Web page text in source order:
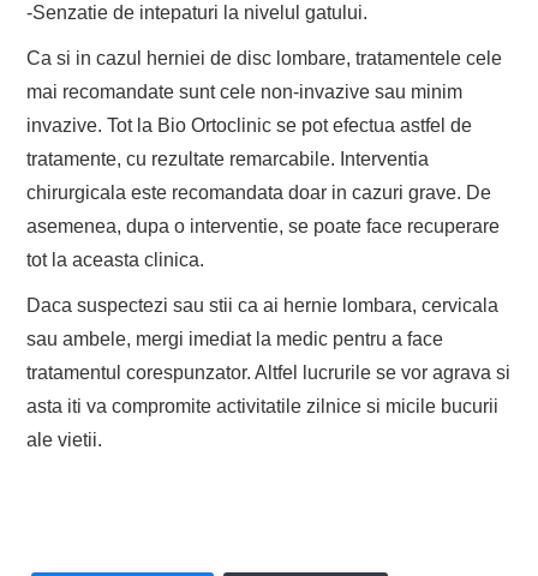
-Senzatie de intepaturi la nivelul gatului.
Ca si in cazul herniei de disc lombare, tratamentele cele
mai recomandate sunt cele non-invazive sau minim
invazive. Tot la Bio Ortoclinic se pot efectua astfel de
tratamente, cu rezultate remarcabile. Interventia
chirurgicala este recomandata doar in cazuri grave. De
asemenea, dupa o interventie, se poate face recuperare
tot la aceasta clinica.
Daca suspectezi sau stii ca ai hernie lombara, cervicala
sau ambele, mergi imediat la medic pentru a face
tratamentul corespunzator. Altfel lucrurile se vor agrava si
asta iti va compromite activitatile zilnice si micile bucurii
ale vietii.